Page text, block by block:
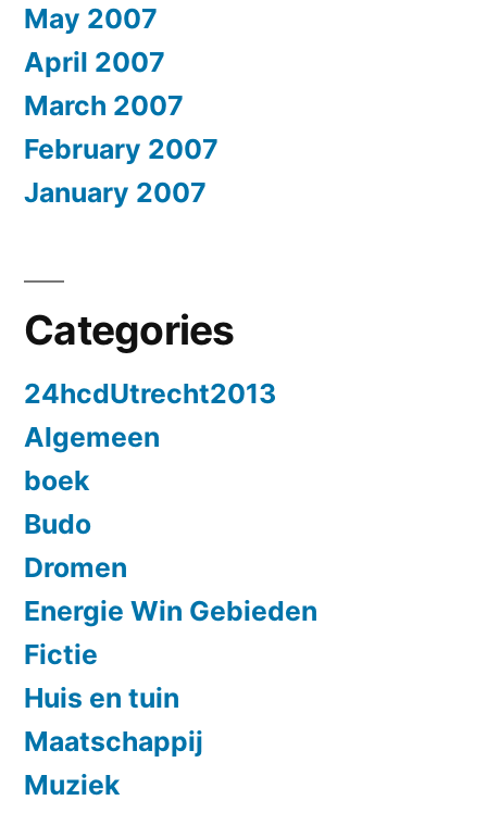
May 2007
April 2007
March 2007
February 2007
January 2007
Categories
24hcdUtrecht2013
Algemeen
boek
Budo
Dromen
Energie Win Gebieden
Fictie
Huis en tuin
Maatschappij
Muziek